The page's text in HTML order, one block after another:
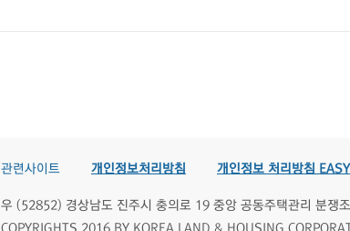
관련사이트 개인정보처리방침 개인정보 처리방침
우 (52852) 경상남도 진주시 충의로 19 중앙 공동주택관리 분쟁